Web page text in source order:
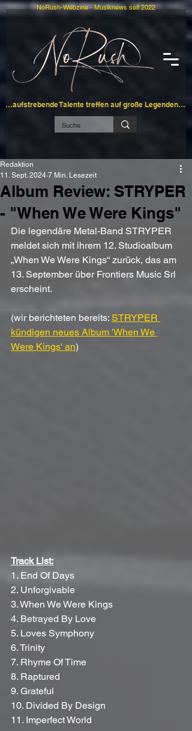
…aufstrebende Talente treffen auf große Legenden…
NoRush-Webzine - Musiknews seit 2022
Album Review: STRYPER
- "When We Were Kings"
Redaktion
11. Sept. 2024 7 Min. Lesezeit
Die legendäre Metal-Band STRYPER
meldet sich mit ihrem 12. Studioalbum
„When We Were Kings“ zurück, das am
13. September über Frontiers Music Srl
erscheint.
(wir berichteten bereits: STRYPER
kündigen neues Album 'When We
Were Kings' an)
Track List:
1. End Of Days
2. Unforgivable
3. When We Were Kings
4. Betrayed By Love
5. Loves Symphony
6. Trinity
7. Rhyme Of Time
8. Raptured
9. Grateful
10. Divided By Design
11. Imperfect World